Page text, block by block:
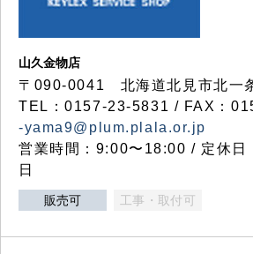
山久金物店
〒090-0041 北海道北見市北一
TEL：0157-23-5831 / FAX：
-yama9@plum.plala.or.jp
営業時間：9:00〜18:00 / 定休日
日
販売可 工事・取付可